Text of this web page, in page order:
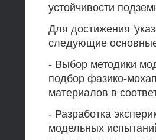
устойчивости
Для достижения
следующие
- Выбор методики
подбор фазико-
материалов в
- Разработка
модельных